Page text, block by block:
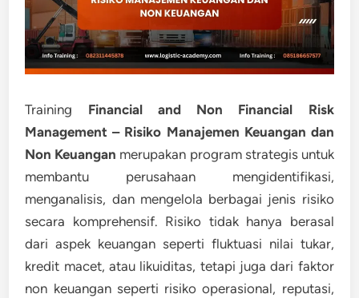
Training Financial and Non Financial Risk
Management – Risiko Manajemen Keuangan dan
Non Keuangan merupakan program strategis untuk
membantu perusahaan mengidentifikasi,
menganalisis, dan mengelola berbagai jenis risiko
secara komprehensif. Risiko tidak hanya berasal
dari aspek keuangan seperti fluktuasi nilai tukar,
kredit macet, atau likuiditas, tetapi juga dari faktor
non keuangan seperti risiko operasional, reputasi,